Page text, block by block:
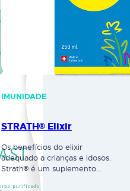
IMUNIDADE
STRATH® Elixir
Os benefícios do elixir
adequado a crianças e idosos.
Strath® é um suplemento
alimentar com uma